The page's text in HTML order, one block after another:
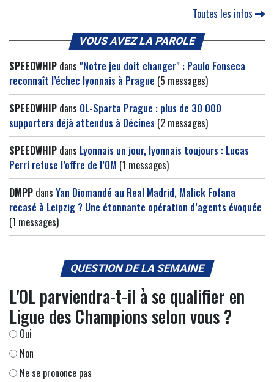
Toutes les infos
VOUS AVEZ LA PAROLE
SPEEDWHIP dans "Notre jeu doit changer" : Paulo Fonseca
reconnaît l’échec lyonnais à Prague (5 messages)
SPEEDWHIP dans OL-Sparta Prague : plus de 30 000
supporters déjà attendus à Décines (2 messages)
SPEEDWHIP dans Lyonnais un jour, lyonnais toujours : Lucas
Perri refuse l’offre de l’OM (1 messages)
DMPP dans Yan Diomandé au Real Madrid, Malick Fofana
recasé à Leipzig ? Une étonnante opération d’agents évoquée
(1 messages)
QUESTION DE LA SEMAINE
L'OL parviendra-t-il à se qualifier en
Ligue des Champions selon vous ?
Oui
Non
Ne se prononce pas